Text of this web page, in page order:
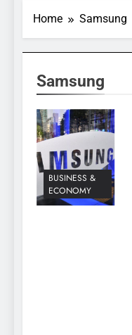
Home Samsung
Samsung
BUSINESS &
ECONOMY